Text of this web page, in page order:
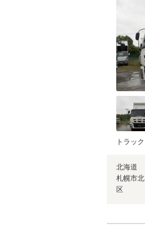
トラック
北海道
札幌市北
区